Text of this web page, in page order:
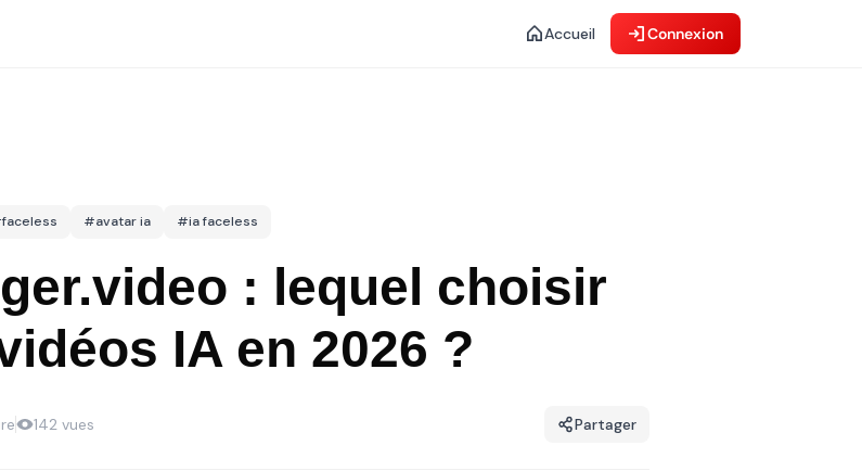
Accueil Connexion
faceless #avatar ia #ia faceless
: lequel choisir
IA en 2026 ?
142 vues Partager